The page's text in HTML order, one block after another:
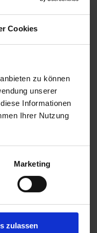
Cookies
zu können
unserer
Informationen
Ihrer Nutzung
Marketing
zulassen